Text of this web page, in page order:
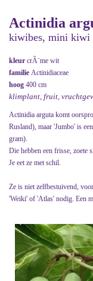
Actinidia
kiwibes, mini kiwi
kleur crÃ¨me wit
familie Actinidiaceae
hoog 400 cm
klimplant, fruit,
Actinidia arguta komt
Rusland), maar 'Jumbo' is
gram).
Die hebben een frisse, zoete
Je eet ze met schil.
Ze is niet zelfbestuivend,
'Weiki' of 'Atlas' nodig. Een